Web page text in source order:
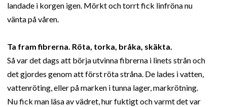
landade i korgen igen. Mörkt och torrt fick linfröna nu
vänta på våren.
Ta fram fibrerna. Röta, torka, bråka, skäkta.
Så var det dags att börja utvinna fibrerna i linets strån och
det gjordes genom att först röta stråna. De lades i vatten,
vattenröting, eller på marken i tunna lager, markrötning.
Nu fick man läsa av vädret, hur fuktigt och varmt det var